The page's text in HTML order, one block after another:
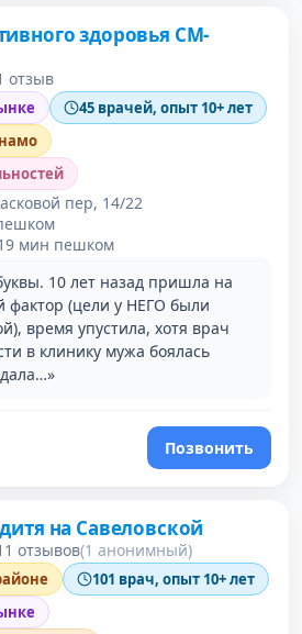
в рейтинге
здоровья СМ-
отзыв
45 врачей, опыт 10+ лет
пер, 14/22
мин пешком
10 лет назад пришла на
фактор (цели у НЕГО были
время упустила, хотя врач
в клинику мужа боялась
Позвонить
в рейтинге
на Савеловской
отзывов(1 анонимный)
101 врач, опыт 10+ лет